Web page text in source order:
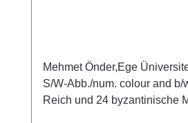
Mehmet Önder,Ege
S/W-Abb./num. colour and
Reich und 24 byzantinische